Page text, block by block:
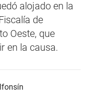
alojado en la
de
Oeste, que
en la causa.